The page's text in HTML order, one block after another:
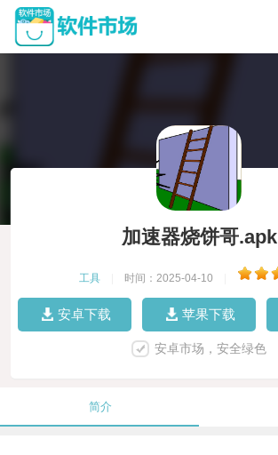
加速器烧饼哥.apk
工具 时间：2025-04-10
安卓下载 苹果下载
安卓市场，安全绿色
简介